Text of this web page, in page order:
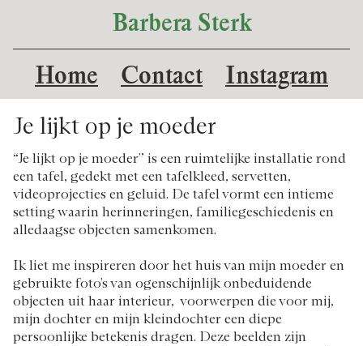
Barbera Sterk
Home
Contact Instagram
Je lijkt op je moeder
“Je lijkt op je moeder” is een ruimtelijke installatie rond
een tafel, gedekt met een tafelkleed, servetten,
videoprojecties en geluid. De tafel vormt een intieme
setting waarin herinneringen, familiegeschiedenis en
alledaagse objecten samenkomen.
Ik liet me inspireren door het huis van mijn moeder en
gebruikte foto’s van ogenschijnlijk onbeduidende
objecten uit haar interieur, voorwerpen die voor mij,
mijn dochter en mijn kleindochter een diepe
persoonlijke betekenis dragen. Deze beelden zijn